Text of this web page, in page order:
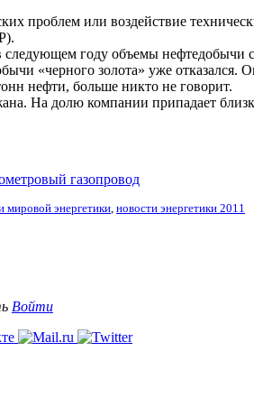
проблем или воздействие
году объемы нефтедобычи
«черного золота» уже
нефти, больше никто не говорит.
На долю компании припадает
газопровод
мировой энергетики новости энергетики 2011
Войти